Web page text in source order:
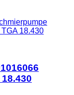
18.430